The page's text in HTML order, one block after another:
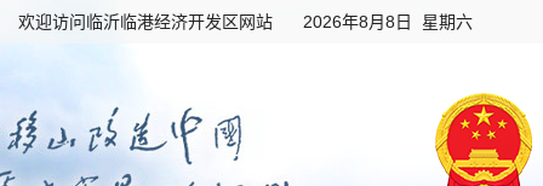
欢迎访问临沂临港经济开发区网站 2026年8月8日 星期六